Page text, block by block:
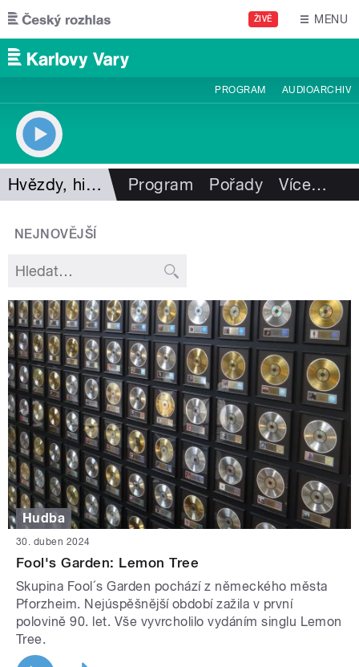
Přejít k hlavnímu obsahu
ŽIVĚ MENU
PROGRAM AUDIOARCHIV
Hvězdy, hity, legendy Program Pořady Více…
NEJNOVĚJŠÍ
Hudba
30. duben 2024
Fool's Garden: Lemon Tree
Skupina Fool´s Garden pochází z německého města
Pforzheim. Nejúspěšnější období zažila v první
polovině 90. let. Vše vyvrcholilo vydáním singlu Lemon
Tree.